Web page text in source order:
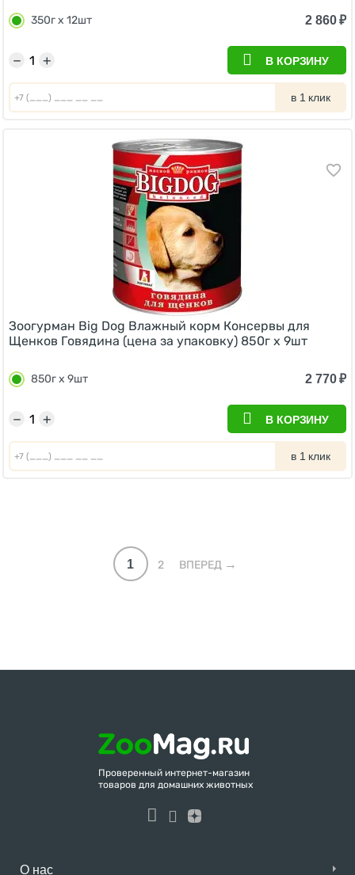
350г x 12шт 2 860₽
+
− В КОРЗИНУ
в 1 клик
Зоогурман Big Dog Влажный корм Консервы для
Щенков Говядина (цена за упаковку) 850г х 9шт
850г х 9шт 2 770₽
+
− В КОРЗИНУ
в 1 клик
1 2 ВПЕРЕД
Проверенный интернет-магазин
товаров для домашних животных
О нас